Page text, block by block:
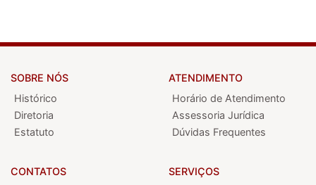
SOBRE NÓS
Histórico
Diretoria
Estatuto
CONTATOS
ATENDIMENTO
Horário de Atendimento
Assessoria Jurídica
Dúvidas Frequentes
SERVIÇOS